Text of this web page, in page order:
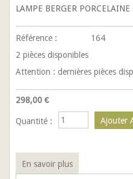
LAMPE BERGER
Référence :
164
2 pièces disponibles
Attention : dernières pièces
298,00 €
Quantité :
En savoir plus